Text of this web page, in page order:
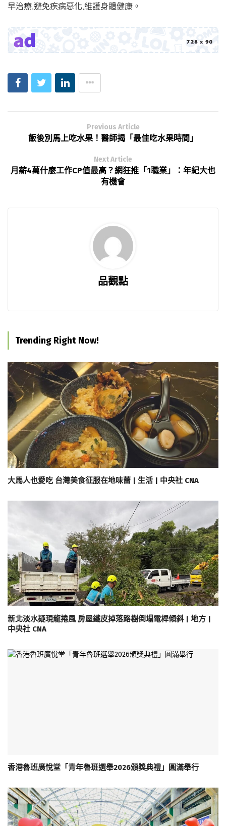
早治療,避免疾病惡化,維護身體健康。
Previous Article
飯後別馬上吃水果！醫師揭「最佳吃水果時間」
Next Article
月薪4萬什麼工作CP值最高？網狂推「1職業」：年紀大也
有機會
品觀點
Trending Right Now!
大馬人也愛吃 台灣美食征服在地味蕾 | 生活 | 中央社 CNA
新北淡水疑現龍捲風 房屋鐵皮掉落路樹倒塌電桿傾斜 | 地方 |
中央社 CNA
香港魯班廣悅堂「青年魯班選舉2026頒獎典禮」圓滿舉行